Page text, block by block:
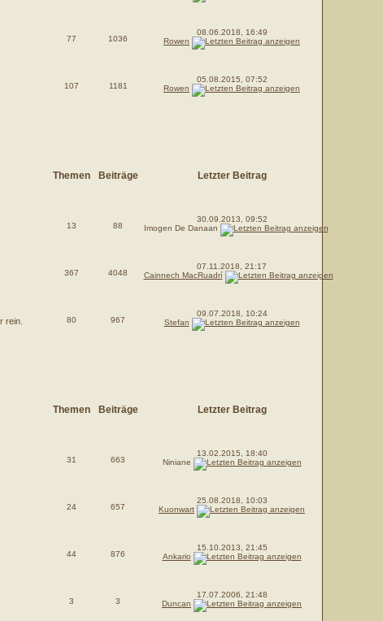
77 1036
08.06.2018, 16:49
Rowen
107 1181
05.08.2015, 07:52
Rowen
Themen Beiträge Letzter Beitrag
13 88
30.09.2013, 09:52
Imogen De Danaan
367 4048
07.11.2018, 21:17
Cainnech MacRuadrí
rein. 80 967
09.07.2018, 10:24
Stefan
Themen Beiträge Letzter Beitrag
31 663
13.02.2015, 18:40
Niniane
24 657
25.08.2018, 10:03
Kuonwart
44 876
15.10.2013, 21:45
Ankario
3 3
17.07.2006, 21:48
Duncan